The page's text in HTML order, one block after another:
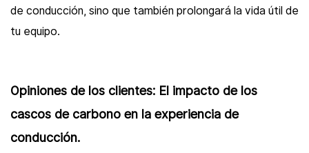
de conducción, sino que también prolongará la vida útil de
tu equipo.
Opiniones de los clientes: El impacto de los
cascos de carbono en la experiencia de
conducción.